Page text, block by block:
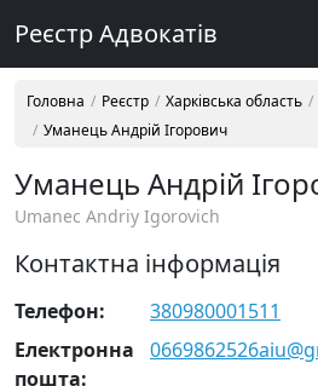
Реєстр Адвокатів
Головна Реєстр Харківська область
Уманець Андрій Ігорович
Уманець Андрій
Umanec Andriy Igorovich
Контактна інформація
Телефон:
380980001511
Електронна
пошта: